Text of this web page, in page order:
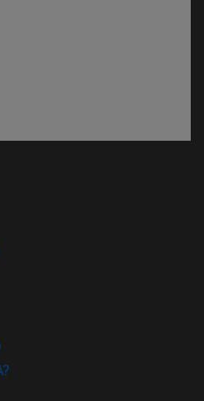
ventana)
en nueva ventana)
en nueva ventana)